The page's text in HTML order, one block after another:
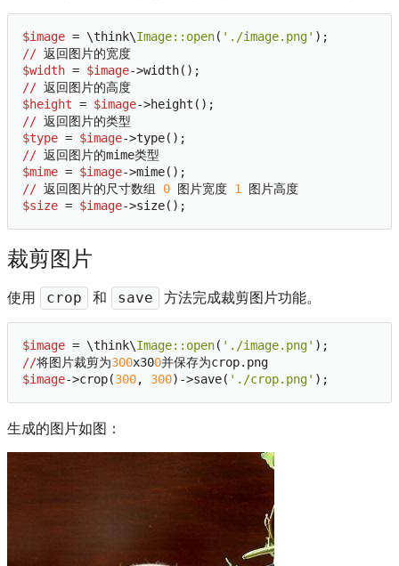
$image = \think\Image: :open( './image.png'
//
$width = $image
//
$height = $image
//
$type = $image
//
$mime = $image
// 返回图片的尺寸数组 0 图片宽度 1
$size = $image
裁剪图片
使用 crop 和 save 方法完成裁剪图片功能。
$image = \think\Image: :open( './image.png'
//将图片裁剪为300x300
$image->crop(300, 300)->save( './crop.png'
生成的图片如图：